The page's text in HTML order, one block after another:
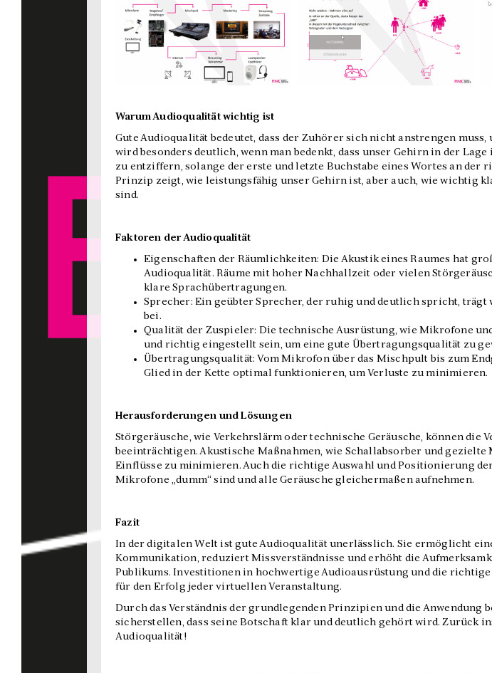
Warum Audioqualität wichtig ist
Gute Audioqualität bedeutet, dass der Zuhörer sich nicht anstrengen muss,
wird besonders deutlich, wenn man bedenkt, dass unser Gehirn in der
zu entziffern, solange der erste und letzte Buchstabe eines Wortes an der
Prinzip zeigt, wie leistungsfähig unser Gehirn ist, aber auch, wie wichtig
sind.
Faktoren der Audioqualität
Eigenschaften der Räumlichkeiten: Die Akustik eines Raumes hat
Audioqualität. Räume mit hoher Nachhallzeit oder vielen
klare Sprachübertragungen.
Sprecher: Ein geübter Sprecher, der ruhig und deutlich spricht,
bei.
Qualität der Zuspieler: Die technische Ausrüstung, wie Mikrofone
und richtig eingestellt sein, um eine gute Übertragungsqualität zu
Übertragungsqualität: Vom Mikrofon über das Mischpult bis zum
Glied in der Kette optimal funktionieren, um Verluste zu minimieren.
Herausforderungen und Lösungen
Störgeräusche, wie Verkehrslärm oder technische Geräusche, können die
beeinträchtigen. Akustische Maßnahmen, wie Schallabsorber und
Einflüsse zu minimieren. Auch die richtige Auswahl und Positionierung
Mikrofone „dumm“ sind und alle Geräusche gleichermaßen aufnehmen.
Fazit
In der digitalen Welt ist gute Audioqualität unerlässlich. Sie ermöglicht
Kommunikation, reduziert Missverständnisse und erhöht die
Publikums. Investitionen in hochwertige Audioausrüstung und die
für den Erfolg jeder virtuellen Veranstaltung.
Durch das Verständnis der grundlegenden Prinzipien und die Anwendung
sicherstellen, dass seine Botschaft klar und deutlich gehört wird. Zurück
Audioqualität!